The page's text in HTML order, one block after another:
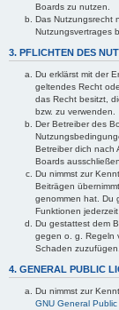
Boards zu nutzen.
Das Nutzungsrecht
Nutzungsvertrages
3. PFLICHTEN DES
Du erklärst mit der
geltendes Recht
das Recht besitzt,
bzw. zu verwenden.
Der Betreiber des
Betreiber dich nach
Boards
Du nimmst zur
Beiträgen
genommen hat. Du
Funktionen
Du gestattest dem
gegen o. g. Regeln
Schaden zuzufügen.
4. GENERAL PUBLIC
Du nimmst zur
GNU General